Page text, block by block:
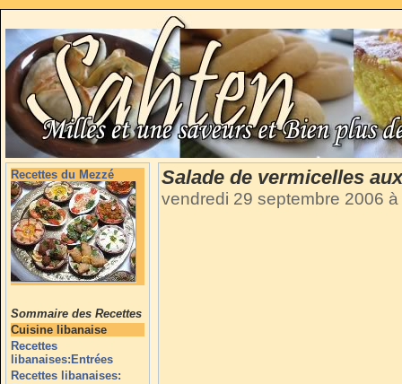
Recettes du Mezzé
Sommaire des Recettes
Cuisine libanaise
Recettes
libanaises:Entrées
Recettes libanaises:
Salade de vermicelles
vendredi 29 septembre 2006